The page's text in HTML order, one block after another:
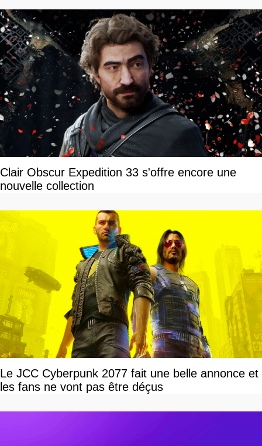
Clair Obscur Expedition 33 s'offre encore une
nouvelle collection
Le JCC Cyberpunk 2077 fait une belle annonce et
les fans ne vont pas être déçus